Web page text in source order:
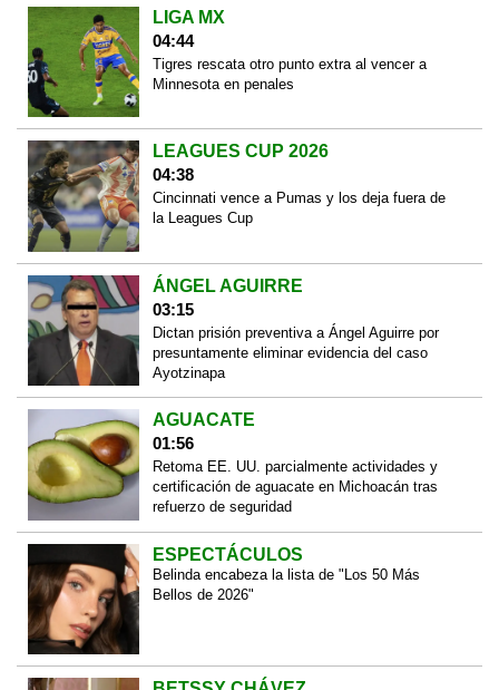
LIGA MX
04:44
Tigres rescata otro punto extra al vencer a
Minnesota en penales
LEAGUES CUP 2026
04:38
Cincinnati vence a Pumas y los deja fuera de
la Leagues Cup
ÁNGEL AGUIRRE
03:15
Dictan prisión preventiva a Ángel Aguirre por
presuntamente eliminar evidencia del caso
Ayotzinapa
AGUACATE
01:56
Retoma EE. UU. parcialmente actividades y
certificación de aguacate en Michoacán tras
refuerzo de seguridad
ESPECTÁCULOS
Belinda encabeza la lista de "Los 50 Más
Bellos de 2026"